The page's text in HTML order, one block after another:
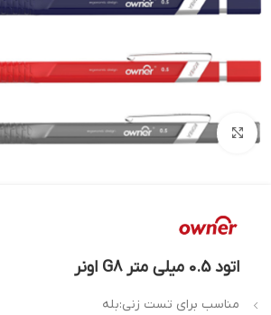
بزرگنمایی تصویر
اتود 0.5 میلی متر G8 اونر
مناسب برای تست زنی:بله